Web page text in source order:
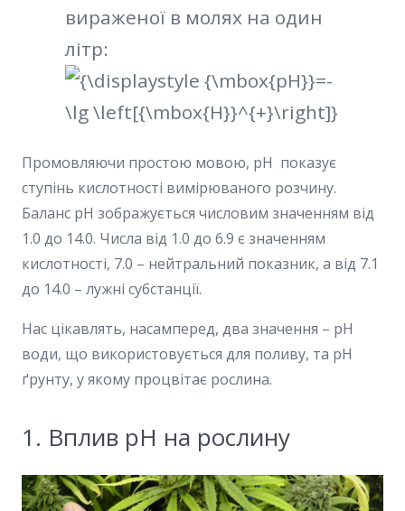
вираженої в молях на один
літр:
Промовляючи простою мовою, pH показує
ступінь кислотності вимірюваного розчину.
Баланс pH зображується числовим значенням від
1.0 до 14.0. Числа від 1.0 до 6.9 є значенням
кислотності, 7.0 – нейтральний показник, а від 7.1
до 14.0 – лужні субстанції.
Нас цікавлять, насамперед, два значення – pH
води, що використовується для поливу, та pH
ґрунту, у якому процвітає рослина.
1. Вплив pH на рослину